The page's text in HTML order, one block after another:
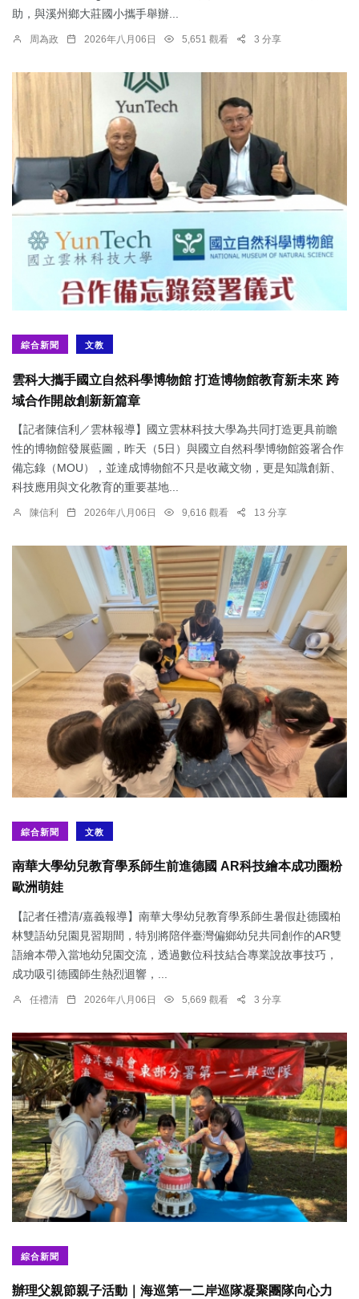
助，與溪州鄉大莊國小攜手舉辦...
周為政 2026年八月06日 5,651 觀看 3 分享
綜合新聞 文教
雲科大攜手國立自然科學博物館 打造博物館教育新未來 跨
域合作開啟創新新篇章
【記者陳信利／雲林報導】國立雲林科技大學為共同打造更具前瞻
性的博物館發展藍圖，昨天（5日）與國立自然科學博物館簽署合作
備忘錄（MOU），並達成博物館不只是收藏文物，更是知識創新、
科技應用與文化教育的重要基地...
陳信利 2026年八月06日 9,616 觀看 13 分享
綜合新聞 文教
南華大學幼兒教育學系師生前進德國 AR科技繪本成功圈粉
歐洲萌娃
【記者任禮清/嘉義報導】南華大學幼兒教育學系師生暑假赴德國柏
林雙語幼兒園見習期間，特別將陪伴臺灣偏鄉幼兒共同創作的AR雙
語繪本帶入當地幼兒園交流，透過數位科技結合專業說故事技巧，
成功吸引德國師生熱烈迴響，...
任禮清 2026年八月06日 5,669 觀看 3 分享
綜合新聞
辦理父親節親子活動｜海巡第一二岸巡隊凝聚團隊向心力